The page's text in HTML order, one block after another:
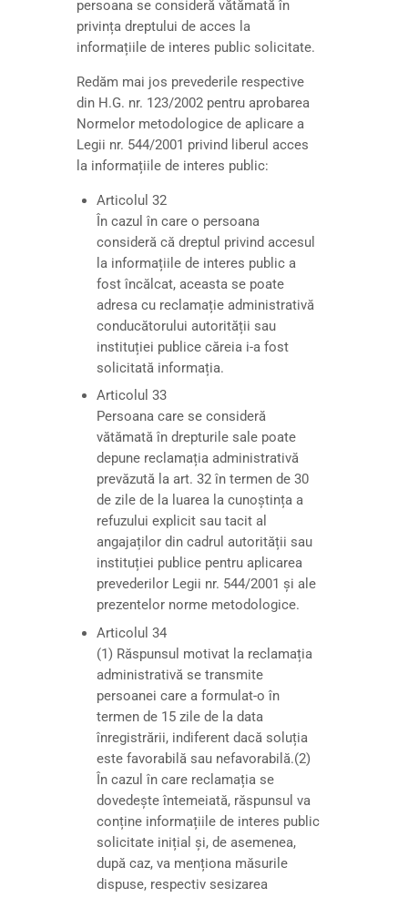
persoana se consideră vătămată în
privința dreptului de acces la
informațiile de interes public solicitate.
Redăm mai jos prevederile respective
din H.G. nr. 123/2002 pentru aprobarea
Normelor metodologice de aplicare a
Legii nr. 544/2001 privind liberul acces
la informațiile de interes public:
Articolul 32
În cazul în care o persoana
consideră că dreptul privind accesul
la informațiile de interes public a
fost încălcat, aceasta se poate
adresa cu reclamație administrativă
conducătorului autorității sau
instituției publice căreia i-a fost
solicitată informația.
Articolul 33
Persoana care se consideră
vătămată în drepturile sale poate
depune reclamația administrativă
prevăzută la art. 32 în termen de 30
de zile de la luarea la cunoștința a
refuzului explicit sau tacit al
angajaților din cadrul autorității sau
instituției publice pentru aplicarea
prevederilor Legii nr. 544/2001 și ale
prezentelor norme metodologice.
Articolul 34
(1) Răspunsul motivat la reclamația
administrativă se transmite
persoanei care a formulat-o în
termen de 15 zile de la data
înregistrării, indiferent dacă soluția
este favorabilă sau nefavorabilă.(2)
În cazul în care reclamația se
dovedește întemeiată, răspunsul va
conține informațiile de interes public
solicitate inițial și, de asemenea,
după caz, va menționa măsurile
dispuse, respectiv sesizarea